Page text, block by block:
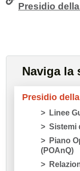
Presidio
Naviga la
Presidio
Linee
Sistemi
Piano
(POAnQ)